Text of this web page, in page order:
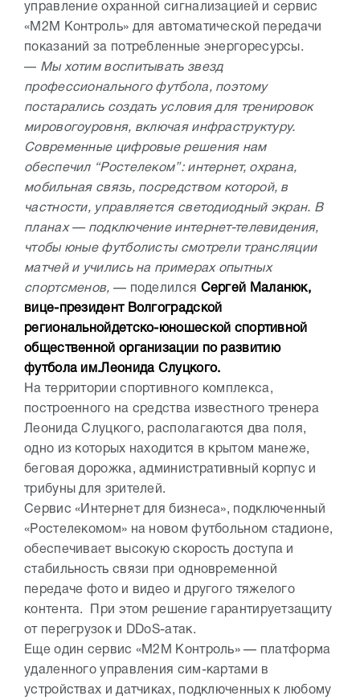
управление охранной сигнализацией и сервис
«М2М Контроль» для автоматической передачи
показаний за потребленные энергоресурсы.
— Мы хотим воспитывать звезд
профессионального футбола, поэтому
постарались создать условия для тренировок
мировогоуровня, включая инфраструктуру.
Современные цифровые решения нам
обеспечил “Ростелеком”: интернет, охрана,
мобильная связь, посредством которой, в
частности, управляется светодиодный экран. В
планах — подключение интернет-телевидения,
чтобы юные футболисты смотрели трансляции
матчей и учились на примерах опытных
спортсменов, — поделился Сергей Маланюк,
вице-президент Волгоградской
региональнойдетско-юношеской спортивной
общественной организации по развитию
футбола им.Леонида Слуцкого.
На территории спортивного комплекса,
построенного на средства известного тренера
Леонида Слуцкого, располагаются два поля,
одно из которых находится в крытом манеже,
беговая дорожка, административный корпус и
трибуны для зрителей.
Сервис «Интернет для бизнеса», подключенный
«Ростелекомом» на новом футбольном стадионе,
обеспечивает высокую скорость доступа и
стабильность связи при одновременной
передаче фото и видео и другого тяжелого
контента. При этом решение гарантируетзащиту
от перегрузок и DDоS-атак.
Еще один сервис «М2М Контроль» — платформа
удаленного управления сим-картами в
устройствах и датчиках, подключенных к любому